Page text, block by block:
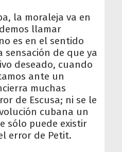
la moraleja va en
llamar
es en el sentido
sensación de que ya
deseado, cuando
ante un
muchas
de Escusa; ni se le
cubana un
sólo puede existir
error de Petit.